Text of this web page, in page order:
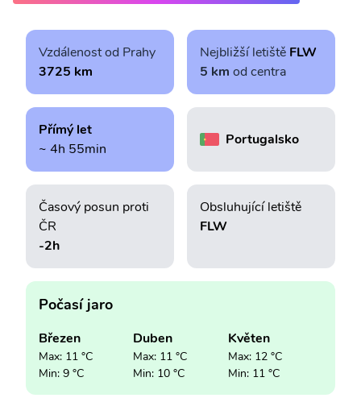
Vzdálenost od Prahy
3725 km
Nejbližší letiště FLW
5 km od centra
Přímý let
~ 4h 55min
Portugalsko
Časový posun proti
ČR
-2h
Obsluhující letiště
FLW
Počasí jaro
Březen
Max: 11 °C
Min: 9 °C
Duben
Max: 11 °C
Min: 10 °C
Květen
Max: 12 °C
Min: 11 °C